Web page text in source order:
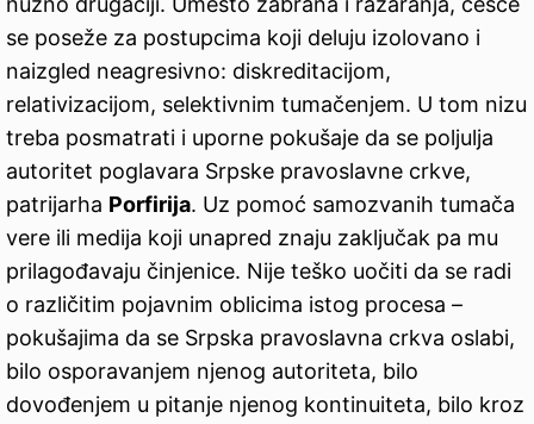
se poseže za postupcima koji deluju izolovano i
naizgled neagresivno: diskreditacijom,
relativizacijom, selektivnim tumačenjem. U tom nizu
treba posmatrati i uporne pokušaje da se poljulja
autoritet poglavara Srpske pravoslavne crkve,
patrijarha Porfirija. Uz pomoć samozvanih tumača
vere ili medija koji unapred znaju zaključak pa mu
prilagođavaju činjenice. Nije teško uočiti da se radi
o različitim pojavnim oblicima istog procesa –
pokušajima da se Srpska pravoslavna crkva oslabi,
bilo osporavanjem njenog autoriteta, bilo
dovođenjem u pitanje njenog kontinuiteta, bilo kroz